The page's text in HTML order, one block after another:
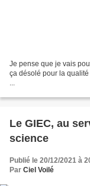
Je pense que je vais
ça désolé pour la
Le GIEC, au
science
Publié le 20/12/2021 à
Par Ciel Voilé